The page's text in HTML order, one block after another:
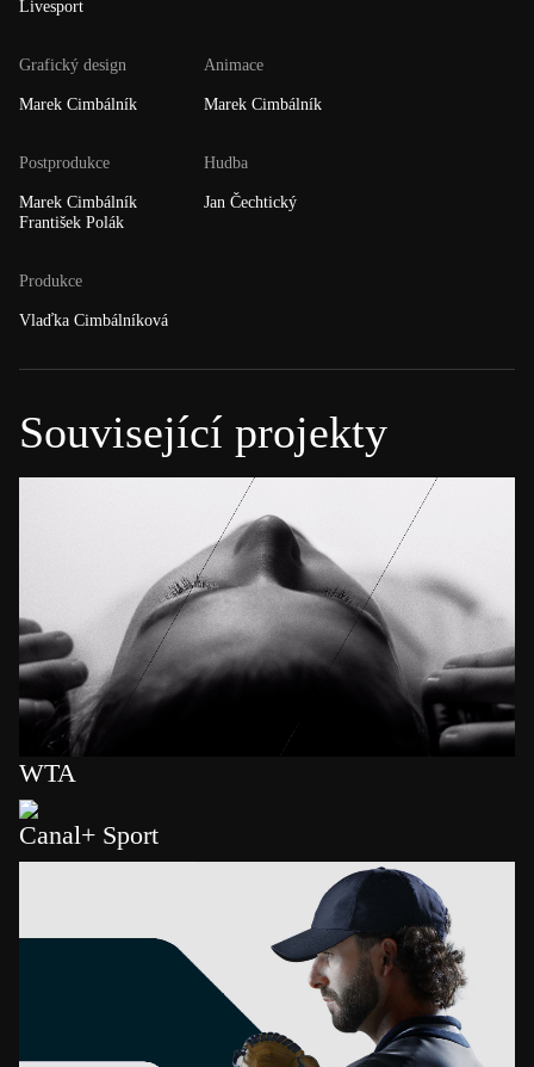
Livesport
Grafický design
Marek Cimbálník
Animace
Marek Cimbálník
Postprodukce
Marek Cimbálník
František Polák
Hudba
Jan Čechtický
Produkce
Vlaďka Cimbálníková
Související projekty
WTA
Canal+ Sport